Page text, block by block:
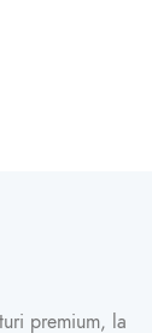
premium, la